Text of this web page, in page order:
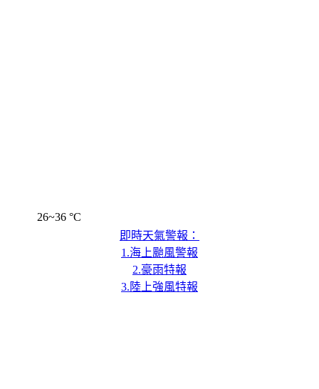
26~36 °C
即時天氣警報：
1.海上颱風警報
2.豪雨特報
3.陸上強風特報